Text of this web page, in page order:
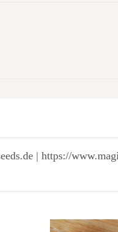
| https://